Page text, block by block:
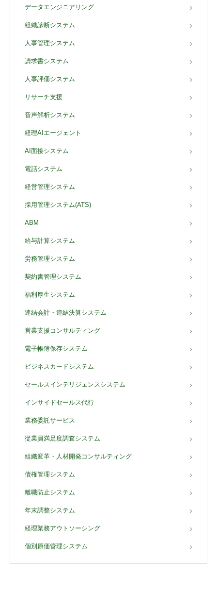
データエンジニアリング
組織診断システム
人事管理システム
請求書システム
人事評価システム
リサーチ支援
音声解析システム
経理AIエージェント
AI面接システム
電話システム
経営管理システム
採用管理システム(ATS)
ABM
給与計算システム
労務管理システム
契約書管理システム
福利厚生システム
連結会計・連結決算システム
営業支援コンサルティング
電子帳簿保存システム
ビジネスカードシステム
セールスインテリジェンスシステム
インサイドセールス代行
業務委託サービス
従業員満足度調査システム
組織変革・人材開発コンサルティング
債権管理システム
離職防止システム
年末調整システム
経理業務アウトソーシング
個別原価管理システム